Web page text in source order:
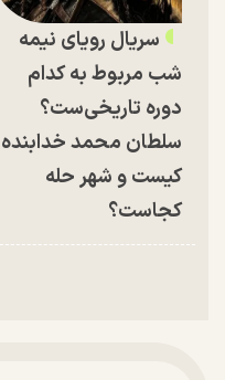
سریال رویای نیمه
شب مربوط به کدام
دوره تاریخی‌ست؟
سلطان محمد خدابنده
کیست و شهر حله
کجاست؟